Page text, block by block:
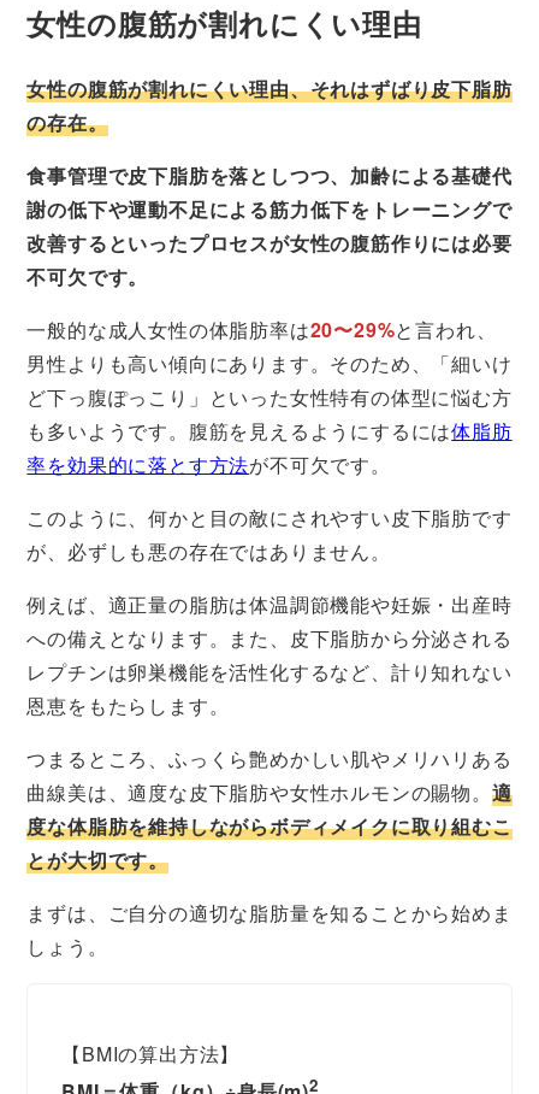
女性の腹筋が割れにくい理由
女性の腹筋が割れにくい理由、それはずばり皮下脂肪
の存在。
食事管理で皮下脂肪を落としつつ、加齢による基礎代
謝の低下や運動不足による筋力低下をトレーニングで
改善するといったプロセスが女性の腹筋作りには必要
不可欠です。
一般的な成人女性の体脂肪率は20〜29%と言われ、
男性よりも高い傾向にあります。そのため、「細いけ
ど下っ腹ぽっこり」といった女性特有の体型に悩む方
も多いようです。腹筋を見えるようにするには体脂肪
率を効果的に落とす方法が不可欠です。
このように、何かと目の敵にされやすい皮下脂肪です
が、必ずしも悪の存在ではありません。
例えば、適正量の脂肪は体温調節機能や妊娠・出産時
への備えとなります。また、皮下脂肪から分泌される
レプチンは卵巣機能を活性化するなど、計り知れない
恩恵をもたらします。
つまるところ、ふっくら艶めかしい肌やメリハリある
曲線美は、適度な皮下脂肪や女性ホルモンの賜物。 適
度な体脂肪を維持しながらボディメイクに取り組むこ
とが大切です。
まずは、ご自分の適切な脂肪量を知ることから始めま
しょう。
【BMIの算出方法】
2